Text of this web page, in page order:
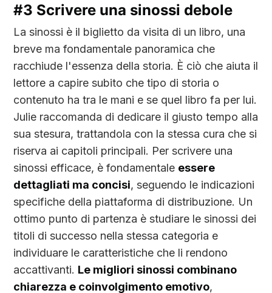
#3 Scrivere una sinossi debole
La sinossi è il biglietto da visita di un libro, una
breve ma fondamentale panoramica che
racchiude l'essenza della storia. È ciò che aiuta il
lettore a capire subito che tipo di storia o
contenuto ha tra le mani e se quel libro fa per lui.
Julie raccomanda di dedicare il giusto tempo alla
sua stesura, trattandola con la stessa cura che si
riserva ai capitoli principali. Per scrivere una
sinossi efficace, è fondamentale essere
dettagliati ma concisi, seguendo le indicazioni
specifiche della piattaforma di distribuzione. Un
ottimo punto di partenza è studiare le sinossi dei
titoli di successo nella stessa categoria e
individuare le caratteristiche che li rendono
accattivanti. Le migliori sinossi combinano
chiarezza e coinvolgimento emotivo,